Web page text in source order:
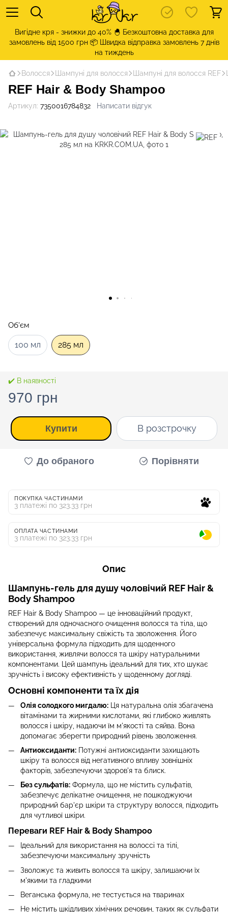
Вигідне кря - знижки до 40% 🐣 Безкоштовна доставка для
замовлень від 1500 грн 📦 Швидка відправка замовлень 7 днів
на тиждень
Волосся Шампуні для волосся Шампуні для волосся REF
REF Hair & Body Shampoo
Артикул: 7350016784832 Написати відгук
Об'єм
100 мл 285 мл
✔️ В наявності
970 грн
Купити В розстрочку
До обраного Порівняти
ПОКУПКА ЧАСТИНАМИ
3 платежі по 323.33 грн
ОПЛАТА ЧАСТИНАМИ
3 платежі по 323.33 грн
Опис
Шампунь-гель для душу чоловічий REF Hair &
Body Shampoo
REF Hair & Body Shampoo — це інноваційний продукт,
створений для одночасного очищення волосся та тіла, що
забезпечує максимальну свіжість та зволоження. Його
універсальна формула підходить для щоденного
використання, живлячи волосся та шкіру натуральними
компонентами. Цей шампунь ідеальний для тих, хто шукає
зручність і високу ефективність у щоденному догляді.
Основні компоненти та їх дія
Олія солодкого мигдалю: Ця натуральна олія збагачена
вітамінами та жирними кислотами, які глибоко живлять
волосся і шкіру, надаючи їм м'якості та сяйва. Вона
допомагає зберегти природний рівень зволоження.
Антиоксиданти: Потужні антиоксиданти захищають
шкіру та волосся від негативного впливу зовнішніх
факторів, забезпечуючи здоров'я та блиск.
Без сульфатів: Формула, що не містить сульфатів,
забезпечує делікатне очищення, не пошкоджуючи
природний бар'єр шкіри та структуру волосся, підходить
для чутливої шкіри.
Переваги REF Hair & Body Shampoo
Ідеальний для використання на волоссі та тілі,
забезпечуючи максимальну зручність
Зволожує та живить волосся та шкіру, залишаючи їх
м'якими та гладкими
Веганська формула, не тестується на тваринах
Не містить шкідливих хімічних речовин, таких як сульфати